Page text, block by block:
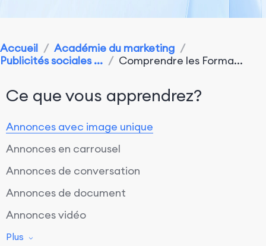
Accueil / Académie du marketing /
Publicités sociales ... / Comprendre les Forma...
Ce que vous apprendrez?
Annonces avec image unique
Annonces en carrousel
Annonces de conversation
Annonces de document
Annonces vidéo
Annonces d'événement
Plus